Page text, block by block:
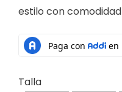
estilo con comodidad
Talla